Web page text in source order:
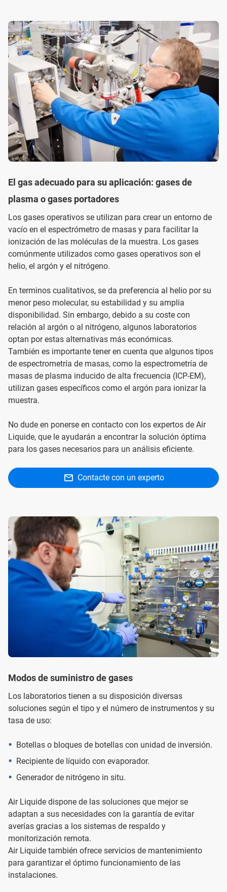
El gas adecuado para su aplicación: gases de
plasma o gases portadores
Los gases operativos se utilizan para crear un entorno de
vacío en el espectrómetro de masas y para facilitar la
ionización de las moléculas de la muestra. Los gases
comúnmente utilizados como gases operativos son el
helio, el argón y el nitrógeno.
En terminos cualitativos, se da preferencia al helio por su
menor peso molecular, su estabilidad y su amplia
disponibilidad. Sin embargo, debido a su coste con
relación al argón o al nitrógeno, algunos laboratorios
optan por estas alternativas más económicas.
También es importante tener en cuenta que algunos tipos
de espectrometría de masas, como la espectrometría de
masas de plasma inducido de alta frecuencia (ICP-EM),
utilizan gases específicos como el argón para ionizar la
muestra.
No dude en ponerse en contacto con los expertos de Air
Liquide, que le ayudarán a encontrar la solución óptima
para los gases necesarios para un análisis eficiente.
Contacte con un experto
Modos de suministro de gases
Los laboratorios tienen a su disposición diversas
soluciones según el tipo y el número de instrumentos y su
tasa de uso:
Botellas o bloques de botellas con unidad de inversión.
Recipiente de líquido con evaporador.
Generador de nitrógeno in situ.
Air Liquide dispone de las soluciones que mejor se
adaptan a sus necesidades con la garantía de evitar
averías gracias a los sistemas de respaldo y
monitorización remota.
Air Liquide también ofrece servicios de mantenimiento
para garantizar el óptimo funcionamiento de las
instalaciones.